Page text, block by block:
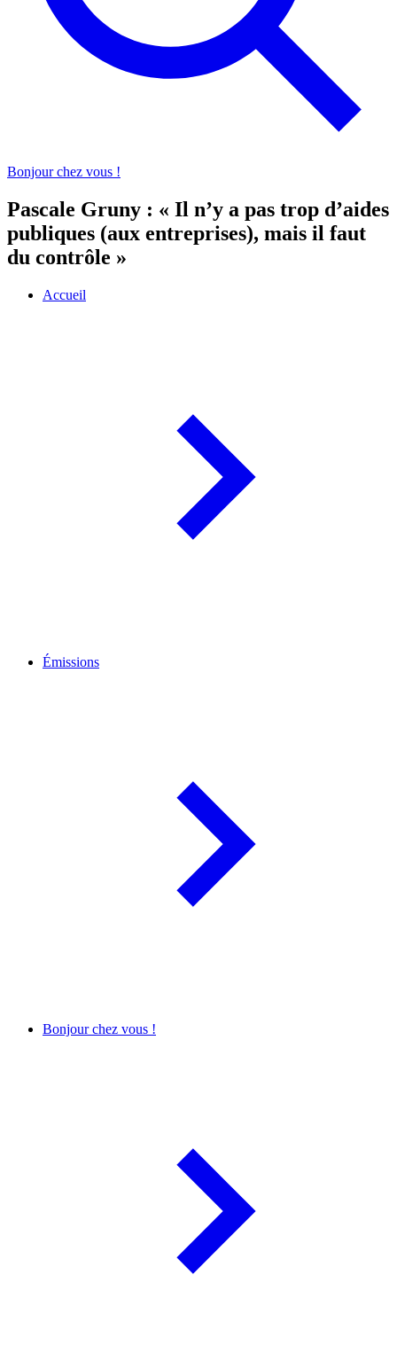
Bonjour chez vous !
Pascale Gruny : « Il n’y a pas trop d’aides
publiques (aux entreprises), mais il faut
du contrôle »
Accueil
Émissions
Bonjour chez vous !